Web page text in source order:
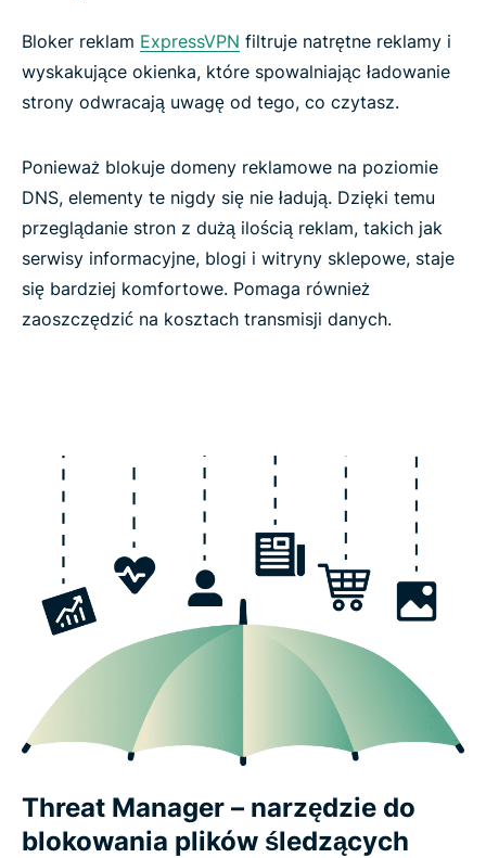
Bloker reklam ExpressVPN filtruje natrętne reklamy i
wyskakujące okienka, które spowalniając ładowanie
strony odwracają uwagę od tego, co czytasz.
Ponieważ blokuje domeny reklamowe na poziomie
DNS, elementy te nigdy się nie ładują. Dzięki temu
przeglądanie stron z dużą ilością reklam, takich jak
serwisy informacyjne, blogi i witryny sklepowe, staje
się bardziej komfortowe. Pomaga również
zaoszczędzić na kosztach transmisji danych.
Threat Manager – narzędzie do
blokowania plików śledzących